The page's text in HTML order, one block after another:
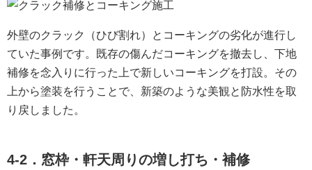
外壁のクラック（ひび割れ）とコーキングの劣化が進行し
ていた事例です。既存の傷んだコーキングを撤去し、下地
補修を念入りに行った上で新しいコーキングを打設。その
上から塗装を行うことで、新築のような美観と防水性を取
り戻しました。
4-2．窓枠・軒天周りの増し打ち・補修